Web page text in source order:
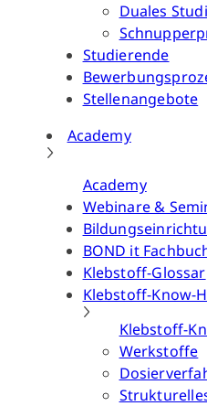
Duales
Studierende
Stellenangebote
Academy
Academy
Webinare &
BOND it
Klebstoff-Glossar
Klebstoff-Know-
Klebstoff-
Werkstoffe